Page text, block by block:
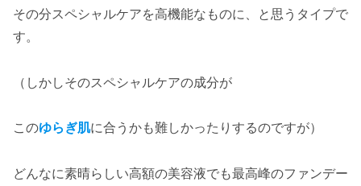
その分スペシャルケアを高機能なものに、と思うタイプで
す。
（しかしそのスペシャルケアの成分が
このゆらぎ肌に合うかも難しかったりするのですが）
どんなに素晴らしい高額の美容液でも最高峰のファンデー